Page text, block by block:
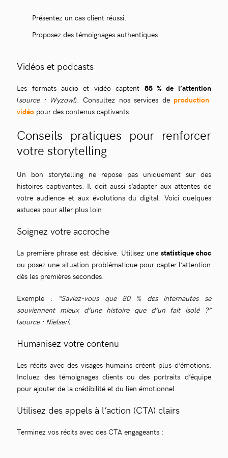
Présentez un cas client réussi.
Proposez des témoignages authentiques.
Vidéos et podcasts
Les formats audio et vidéo captent 85 % de l’attention
(source : Wyzowl). Consultez nos services de production
vidéo pour des contenus captivants.
Conseils pratiques pour renforcer
votre storytelling
Un bon storytelling ne repose pas uniquement sur des
histoires captivantes. Il doit aussi s’adapter aux attentes de
votre audience et aux évolutions du digital. Voici quelques
astuces pour aller plus loin.
Soignez votre accroche
La première phrase est décisive. Utilisez une statistique choc
ou posez une situation problématique pour capter l’attention
dès les premières secondes.
Exemple :
“Saviez-vous que 80 % des internautes se
souviennent mieux d’une histoire que d’un fait isolé ?”
(source : Nielsen).
Humanisez votre contenu
Les récits avec des visages humains créent plus d’émotions.
Incluez des témoignages clients ou des portraits d’équipe
pour ajouter de la crédibilité et du lien émotionnel.
Utilisez des appels à l’action (CTA) clairs
Terminez vos récits avec des CTA engageants :